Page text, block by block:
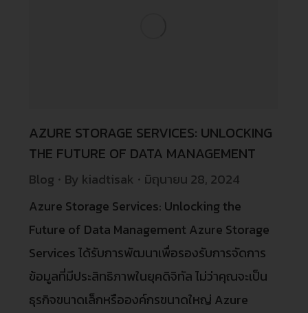
AZURE STORAGE SERVICES: UNLOCKING
THE FUTURE OF DATA MANAGEMENT
Blog By kiadtisak
มิถุนายน 28, 2024
Azure Storage Services: Unlocking the
Future of Data Management Azure Storage
Services ได้รับการพัฒนาเพื่อรองรับการจัดการ
ข้อมูลที่มีประสิทธิภาพในยุคดิจิทัล ไม่ว่าคุณจะเป็น
ธุรกิจขนาดเล็กหรือองค์กรขนาดใหญ่ Azure